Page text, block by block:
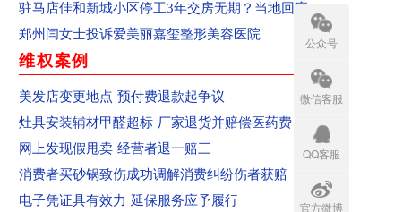
回复：河南省郑州市群众投诉泰山誉景已收到
已受理：河南省新郑市群众投诉新郑南龙湖孔雀城
已受理：河南省清丰县群众投诉海丰置业
已受理：河南省郑州市群众投诉天旺广场鲤鱼门饭
已受理：消费者投诉天猫宝洁官方旗舰店
已收到：消费者投诉青岛航空公司
已收到：河南郑州市消费者投诉大学路南四环鑫苑
已收到：河南省郑州市群众投诉郑州经开区阳光城
驻马店佳和新城小区停工3年交房无期？当地回应
郑州闫女士投诉爱美丽嘉玺整形美容医院
维权案例
美发店变更地点 预付费退款起争议
灶具安装辅材甲醛超标 厂家退货并赔偿医药费
网上发现假甩卖 经营者退一赔三
消费者买砂锅致伤成功调解消费纠纷伤者获赔
电子凭证具有效力 延保服务应予履行
公众号
微信客服
QQ客服
官方微博